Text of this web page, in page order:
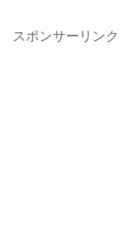
スポンサーリンク